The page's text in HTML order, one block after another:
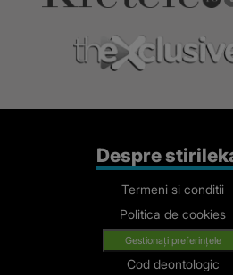
Despre
Termeni si conditii
Politica de cookies
Gestionați preferințele
Cod deontologic